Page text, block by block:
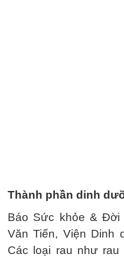
Thành phần dinh
Báo Sức khỏe & Đời
Văn Tiến, Viện Dinh
Các loại rau như rau